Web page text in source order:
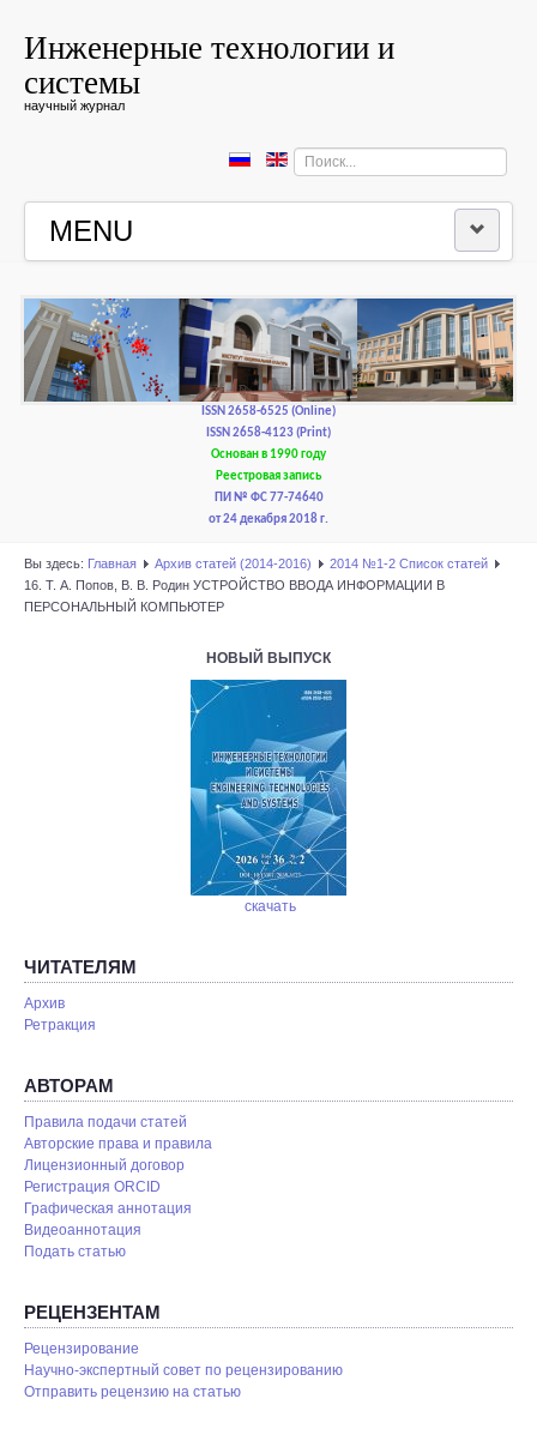
Инженерные технологии и
системы
научный журнал
Искать...
MENU
РЕДКОЛЛЕГИЯ
РЕДАКЦИОННАЯ ПОЛИТИКА И ЭТИКА
ISSN 2658-6525 (Online)
ISSN 2658-4123 (Print)
Основан в 1990 году
Реестровая запись
ПИ № ФС 77-74640
от 24 декабря 2018 г.
Вы здесь: Главная Архив статей (2014-2016)
2014 №1-2 Список статей
16. Т. А. Попов, В. В. Родин УСТРОЙСТВО ВВОДА ИНФОРМАЦИИ В
ПЕРСОНАЛЬНЫЙ КОМПЬЮТЕР
НОВЫЙ ВЫПУСК
скачать
ЧИТАТЕЛЯМ
Архив
Ретракция
АВТОРАМ
Правила подачи статей
Авторские права и правила
Лицензионный договор
Регистрация ORCID
Графическая аннотация
Видеоаннотация
Подать статью
РЕЦЕНЗЕНТАМ
Рецензирование
Научно-экспертный совет по рецензированию
Отправить рецензию на статью